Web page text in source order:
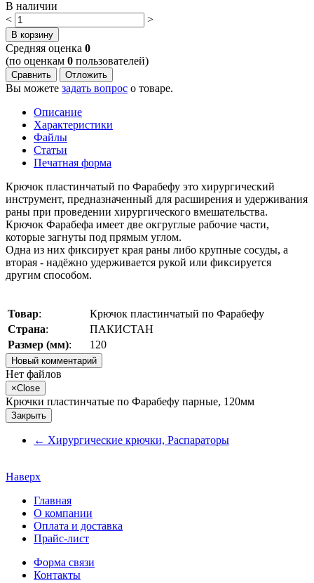
В наличии
<
>
В корзину
Cредняя оценка 0
(по оценкам 0 пользователей)
Сравнить Отложить
Вы можете задать вопрос о товаре.
Описание
Характеристики
Файлы
Статьи
Печатная форма
Крючок пластинчатый по Фарабефу это хирургический
инструмент, предназначенный для расширения и удерживания
раны при проведении хирургического вмешательства.
Крючок Фарабефа имеет две окгруглые рабочие части,
которые загнуты под прямым углом.
Одна из них фиксирует края раны либо крупные сосуды, а
вторая - надёжно удерживается рукой или фиксируется
другим способом.
Товар:
Крючок пластинчатый по Фарабефу
Страна:
ПАКИСТАН
Размер (мм): 120
Новый комментарий
Нет файлов
×Close
Крючки пластинчатые по Фарабефу парные, 120мм
Закрыть
← Хирургические крючки, Распараторы
Наверх
Главная
О компании
Оплата и доставка
Прайс-лист
Форма связи
Контакты